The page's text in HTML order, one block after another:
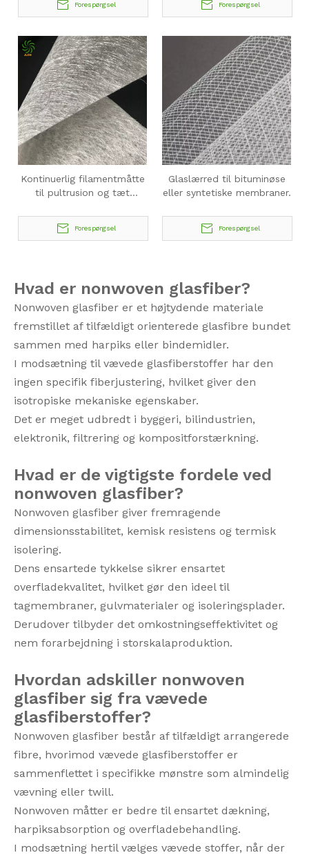
Forespørgsel Forespørgsel
Kontinuerlig filamentmåtte
til pultrusion og tæt
Forespørgsel
Glaslærred til bituminøse
eller syntetiske membraner.
Forespørgsel
Hvad er nonwoven glasfiber?
Nonwoven glasfiber er et højtydende materiale
fremstillet af tilfældigt orienterede glasfibre bundet
sammen med harpiks eller bindemidler.
I modsætning til vævede glasfiberstoffer har den
ingen specifik fiberjustering, hvilket giver den
isotropiske mekaniske egenskaber.
Det er meget udbredt i byggeri, bilindustrien,
elektronik, filtrering og kompositforstærkning.
Hvad er de vigtigste fordele ved
nonwoven glasfiber?
Nonwoven glasfiber giver fremragende
dimensionsstabilitet, kemisk resistens og termisk
isolering.
Dens ensartede tykkelse sikrer ensartet
overfladekvalitet, hvilket gør den ideel til
tagmembraner, gulvmaterialer og isoleringsplader.
Derudover tilbyder det omkostningseffektivitet og
nem forarbejdning i storskalaproduktion.
Hvordan adskiller nonwoven
glasfiber sig fra vævede
glasfiberstoffer?
Nonwoven glasfiber består af tilfældigt arrangerede
fibre, hvorimod vævede glasfiberstoffer er
sammenflettet i specifikke mønstre som almindelig
vævning eller twill.
Nonwoven måtter er bedre til ensartet dækning,
harpiksabsorption og overfladebehandling.
I modsætning hertil vælges vævede stoffer, når der